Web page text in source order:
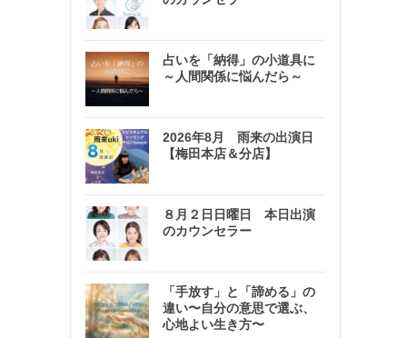
占いを「納得」の小道具に
～人間関係に悩んだら～
2026年8月 雨来の出演日
【梅田本店＆分店】
８月２日日曜日 本日出演
のカウンセラー
「手放す」と「諦める」の
違い〜自分の意思で選ぶ、
心地よい生き方〜